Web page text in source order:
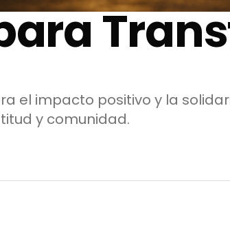
el impacto positivo y la
y comunidad.